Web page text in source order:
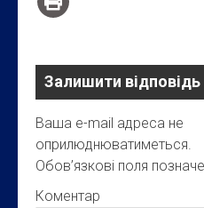
Залишити відповідь
Ваша e-mail адреса не
оприлюднюватиметься.
Обов’язкові поля
Коментар